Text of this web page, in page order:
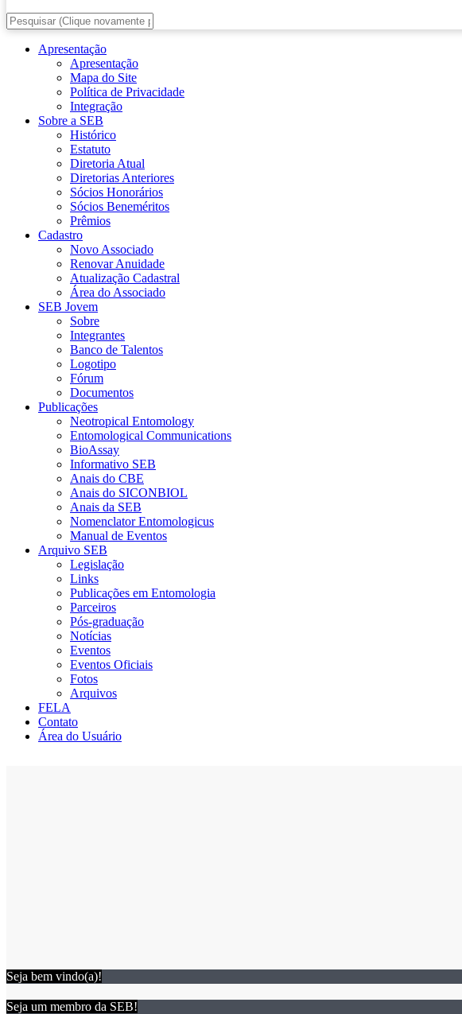
Apresentação
Apresentação
Mapa do Site
Política de Privacidade
Integração
Sobre a SEB
Histórico
Estatuto
Diretoria Atual
Diretorias Anteriores
Sócios Honorários
Sócios Beneméritos
Prêmios
Cadastro
Novo Associado
Renovar Anuidade
Atualização Cadastral
Área do Associado
SEB Jovem
Sobre
Integrantes
Banco de Talentos
Logotipo
Fórum
Documentos
Publicações
Neotropical Entomology
Entomological Communications
BioAssay
Informativo SEB
Anais do CBE
Anais do SICONBIOL
Anais da SEB
Nomenclator Entomologicus
Manual de Eventos
Arquivo SEB
Legislação
Links
Publicações em Entomologia
Parceiros
Pós-graduação
Notícias
Eventos
Eventos Oficiais
Fotos
Arquivos
FELA
Contato
Área do Usuário
Seja bem vindo(a)!
Seja um membro da SEB!